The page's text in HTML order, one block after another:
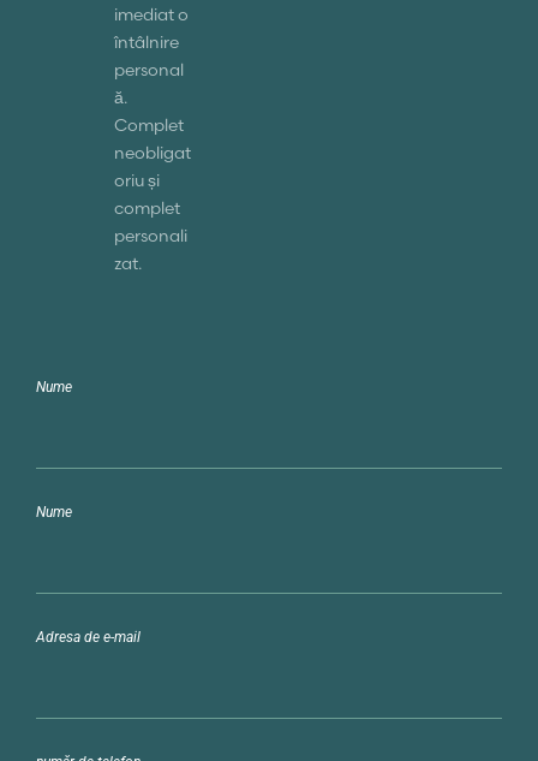
imediat o
întâlnire
personal
ă.
Complet
neobligat
oriu și
complet
personali
zat.
Nume
Nume
Adresa de e-mail